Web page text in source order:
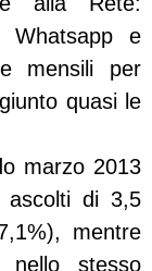
Whatsapp e
mensili per
quasi le
marzo 2013
di 3,5
mentre
nello stesso